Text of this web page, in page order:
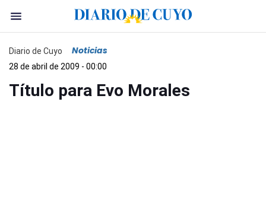
Diario de Cuyo Noticias
28 de abril de 2009 - 00:00
Título para Evo Morales